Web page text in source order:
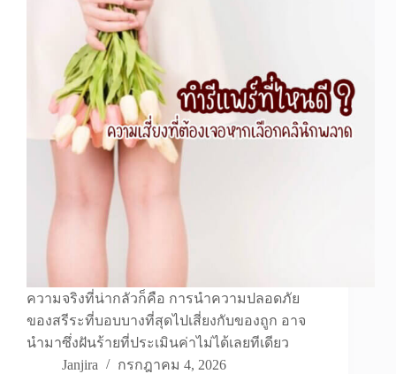
ความจริงที่น่ากลัวก็คือ การนำความปลอดภัย
ของสรีระที่บอบบางที่สุดไปเสี่ยงกับของถูก อาจ
นำมาซึ่งฝันร้ายที่ประเมินค่าไม่ได้เลยทีเดียว
Janjira
กรกฎาคม 4, 2026